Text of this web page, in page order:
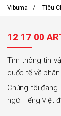
Vibuma Tiêu
12 17 00
Tìm thông tin
quốc tế về
Chúng tôi
ngữ Tiếng Việt